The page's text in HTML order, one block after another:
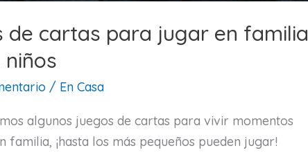
de cartas para jugar en familia
niños
/ En Casa
algunos juegos de cartas para vivir momentos
familia, ¡hasta los más pequeños pueden jugar!